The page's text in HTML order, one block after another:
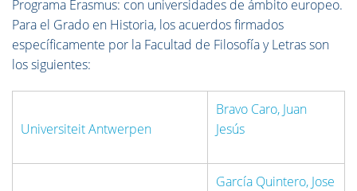
Programa Erasmus: con universidades de ámbito europeo.
Para el Grado en Historia, los acuerdos firmados
específicamente por la Facultad de Filosofía y Letras son
los siguientes:
Universiteit Antwerpen
Bravo Caro, Juan
Jesús
García Quintero, Jose